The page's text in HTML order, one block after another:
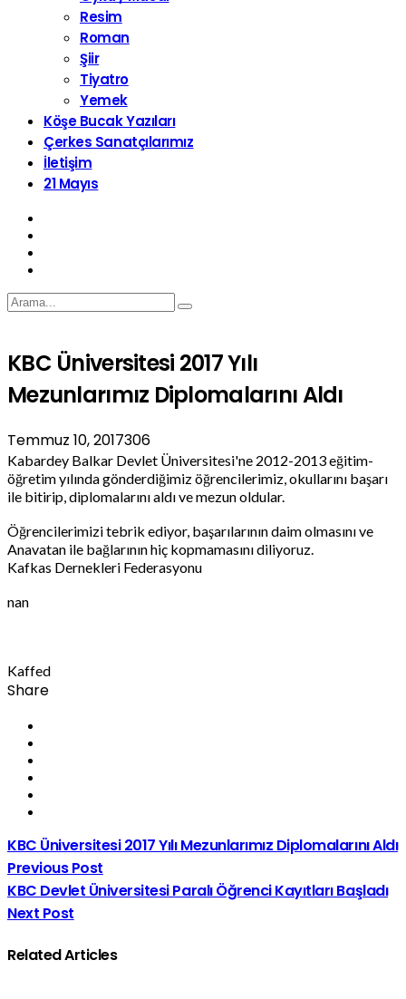
Resim
Roman
Şiir
Tiyatro
Yemek
Köşe Bucak Yazıları
Çerkes Sanatçılarımız
İletişim
21 Mayıs
KBC Üniversitesi 2017 Yılı
Mezunlarımız Diplomalarını Aldı
Temmuz 10, 2017306
Kabardey Balkar Devlet Üniversitesi'ne 2012-2013 eğitim-
öğretim yılında gönderdiğimiz öğrencilerimiz, okullarını başarı
ile bitirip, diplomalarını aldı ve mezun oldular.
Öğrencilerimizi tebrik ediyor, başarılarının daim olmasını ve
Anavatan ile bağlarının hiç kopmamasını diliyoruz.
Kafkas Dernekleri Federasyonu
nan
Kaffed
Share
KBC Üniversitesi 2017 Yılı Mezunlarımız Diplomalarını Aldı
Previous Post
KBC Devlet Üniversitesi Paralı Öğrenci Kayıtları Başladı
Next Post
Related Articles